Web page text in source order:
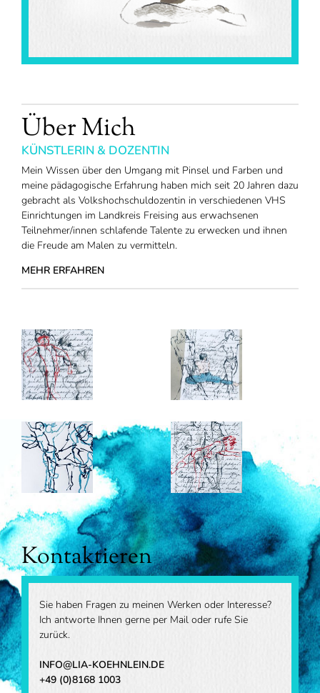
Über Mich
KÜNSTLERIN & DOZENTIN
Mein Wissen über den Umgang mit Pinsel und Farben und
meine pädagogische Erfahrung haben mich seit 20 Jahren dazu
gebracht als Volkshochschuldozentin in verschiedenen VHS
Einrichtungen im Landkreis Freising aus erwachsenen
Teilnehmer/innen schlafende Talente zu erwecken und ihnen
die Freude am Malen zu vermitteln.
MEHR ERFAHREN
Kontaktieren
Sie haben Fragen zu meinen Werken oder Interesse?
Ich antworte Ihnen gerne per Mail oder rufe Sie
zurück.
INFO@LIA-KOEHNLEIN.DE
+49 (0)8168 1003